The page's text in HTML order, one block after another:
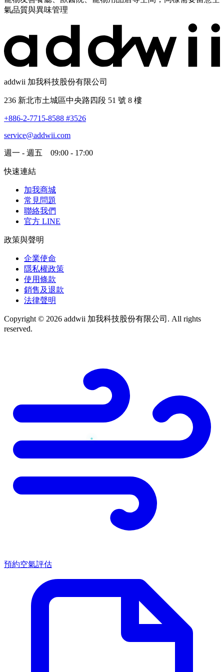
氣品質與異味管理
addwii 加我科技股份有限公司
236 新北市土城區中央路四段 51 號 8 樓
+886-2-7715-8588 #3526
service@addwii.com
週一 - 週五 09:00 - 17:00
快速連結
加我商城
常見問題
聯絡我們
官方 LINE
政策與聲明
企業使命
隱私權政策
使用條款
銷售及退款
法律聲明
Copyright © 2026 addwii 加我科技股份有限公司. All rights
reserved.
預約空氣評估